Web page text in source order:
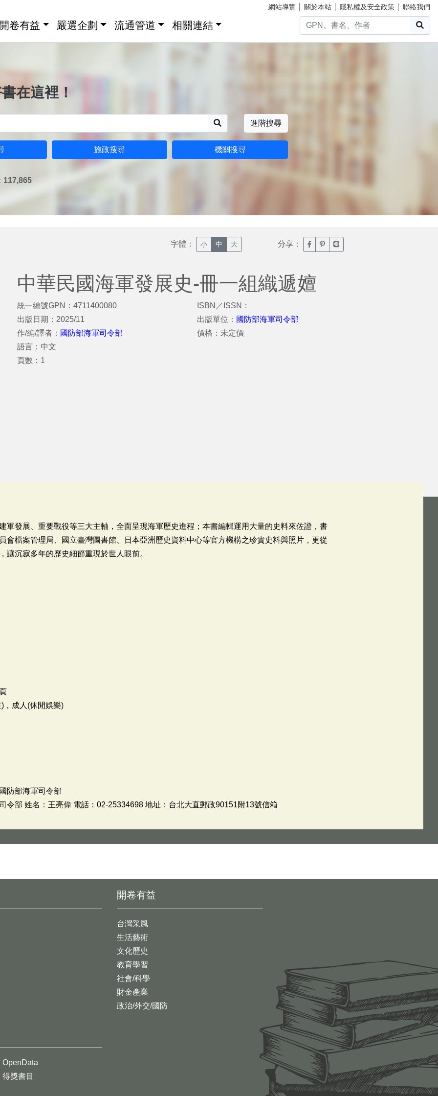
網站導覽 關於本站 隱私權及安全政策 聯絡我們
卷有益 嚴選企劃 流通管道 相關連結
在這裡！
進階搜尋
施政搜尋 機關搜尋
117,865
字體： 小 中 大 分享： 臉書分享(另開新視窗)
噗浪分享(另開新視窗)
Line分享(另開新視窗)
中華民國海軍發展史-冊一組織遞嬗
統一編號GPN：4711400080
出版日期：2025/11
作/編/譯者： 國防部海軍司令部
語言：中文
頁數：1
ISBN／ISSN：
出版單位： 國防部海軍司令部
價格：未定價
軍發展、重要戰役等三大主軸，全面呈現海軍歷史進程；本書編輯運用大量的史料來佐證，書
會檔案管理局、國立臺灣圖書館、日本亞洲歷史資料中心等官方機構之珍貴史料與照片，更從
讓沉寂多年的歷史細節重現於世人眼前。
，成人(休閒娛樂)
防部海軍司令部
令部 姓名：王亮偉 電話：02-25334698 地址：台北大直郵政90151附13號信箱
開卷有益
台灣采風
生活藝術
文化歷史
教育學習
社會/科學
財金產業
政治/外交/國防
OpenData
得獎書目